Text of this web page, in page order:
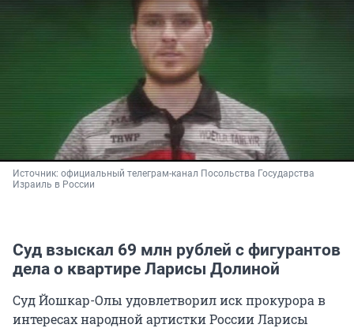
Источник: официальный телеграм-канал Посольства Государства
Израиль в России
Суд взыскал 69 млн рублей с фигурантов
дела о квартире Ларисы Долиной
Суд Йошкар-Олы удовлетворил иск прокурора в
интересах народной артистки России Ларисы